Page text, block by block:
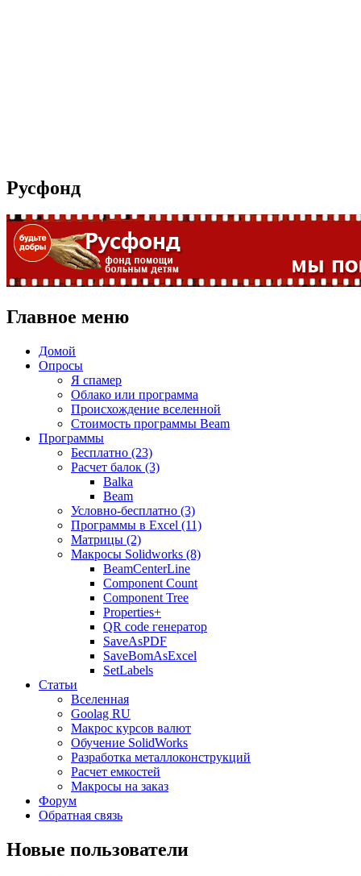
Русфонд
Главное меню
Домой
Опросы
Я спамер
Облако или программа
Происхождение вселенной
Стоимость программы Beam
Программы
Бесплатно (23)
Расчет балок (3)
Balka
Beam
Условно-бесплатно (3)
Программы в Excel (11)
Матрицы (2)
Макросы Solidworks (8)
BeamCenterLine
Component Count
Component Tree
Properties+
QR code генератор
SaveAsPDF
SaveBomAsExcel
SetLabels
Статьи
Вселенная
Goolag RU
Макрос курсов валют
Обучение SolidWorks
Разработка металлоконструкций
Расчет емкостей
Макросы на заказ
Форум
Обратная связь
Новые пользователи